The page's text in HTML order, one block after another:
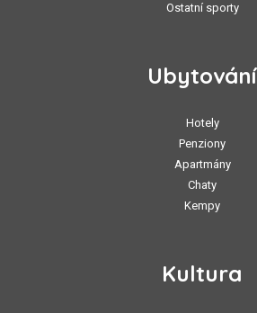
Ostatní sporty
Ubytování
Hotely
Penziony
Apartmány
Chaty
Kempy
Kultura